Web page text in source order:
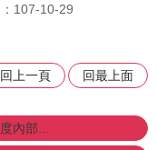
：107-10-29
回上一頁 回最上面
內部...